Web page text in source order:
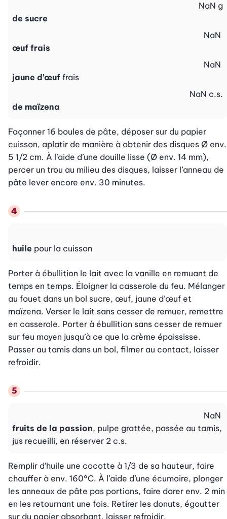
de sucre
NaN g
œuf frais
NaN
jaune d’œuf frais
NaN
de maïzena
NaN c.s.
Façonner 16 boules de pâte, déposer sur du papier
cuisson, aplatir de manière à obtenir des disques Ø env.
5 1/2 cm. À l’aide d’une douille lisse (Ø env. 14 mm),
percer un trou au milieu des disques, laisser l’anneau de
pâte lever encore env. 30 minutes.
huile pour la cuisson
Porter à ébullition le lait avec la vanille en remuant de
temps en temps. Éloigner la casserole du feu. Mélanger
au fouet dans un bol sucre, œuf, jaune d’œuf et
maïzena. Verser le lait sans cesser de remuer, remettre
en casserole. Porter à ébullition sans cesser de remuer
sur feu moyen jusqu’à ce que la crème épaississe.
Passer au tamis dans un bol, filmer au contact, laisser
refroidir.
fruits de la passion, pulpe grattée, passée au tamis,
jus recueilli, en réserver 2 c.s.
NaN
Remplir d’huile une cocotte à 1/3 de sa hauteur, faire
chauffer à env. 160°C. À l’aide d’une écumoire, plonger
les anneaux de pâte pas portions, faire dorer env. 2 min
en les retournant une fois. Retirer les donuts, égoutter
sur du papier absorbant, laisser refroidir.